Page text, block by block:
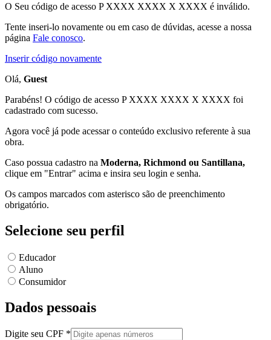
O Seu código de acesso P XXXX XXXX X XXXX é inválido.
Tente inseri-lo novamente ou em caso de dúvidas, acesse a nossa
página Fale conosco.
Inserir código novamente
Olá, Guest
Parabéns! O código de acesso P XXXX XXXX X XXXX foi
cadastrado com sucesso.
Agora você já pode acessar o conteúdo exclusivo referente à sua
obra.
Caso possua cadastro na Moderna, Richmond ou Santillana,
clique em "Entrar" acima e insira seu login e senha.
Os campos marcados com asterisco são de preenchimento
obrigatório.
Selecione seu perfil
Educador
Aluno
Consumidor
Dados pessoais
Digite seu CPF *